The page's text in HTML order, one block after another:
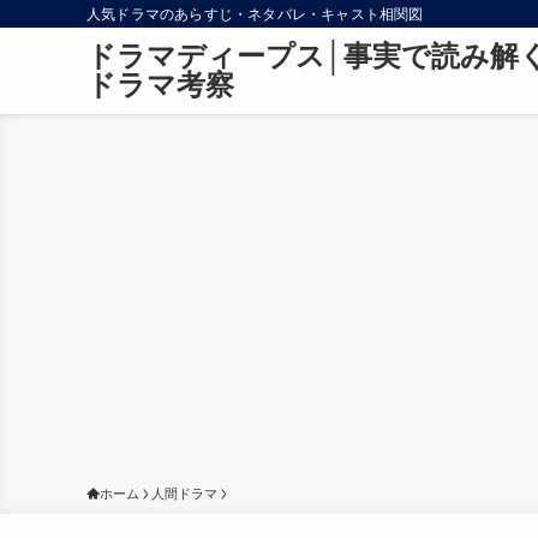
人気ドラマのあらすじ・ネタバレ・キャスト相関図
ドラマディープス│事実で読み解
ドラマ考察
ホーム 人間ドラマ